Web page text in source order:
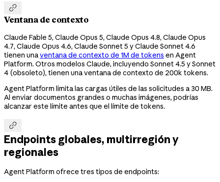

Ventana de contexto
Claude Fable 5, Claude Opus 5, Claude Opus 4.8, Claude Opus
4.7, Claude Opus 4.6, Claude Sonnet 5 y Claude Sonnet 4.6
tienen unaventana de contexto de 1M de tokens en Agent
Platform. Otros modelos Claude, incluyendo Sonnet 4.5 y Sonnet
4 (obsoleto), tienen una ventana de contexto de 200k tokens.
Agent Platform limita las cargas útiles de las solicitudes a 30 MB.
Al enviar documentos grandes o muchas imágenes, podrías
alcanzar este límite antes que el límite de tokens.

Endpoints globales, multirregión y
regionales
Agent Platform ofrece tres tipos de endpoints: